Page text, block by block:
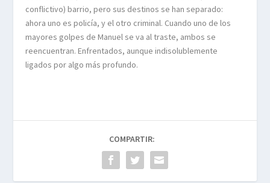
conflictivo) barrio, pero sus destinos se han separado:
ahora uno es policía, y el otro criminal. Cuando uno de los
mayores golpes de Manuel se va al traste, ambos se
reencuentran. Enfrentados, aunque indisolublemente
ligados por algo más profundo.
COMPARTIR: